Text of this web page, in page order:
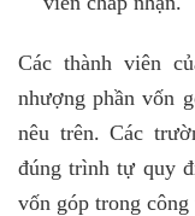
Các thành viên
nhượng phần vốn
nêu trên. Các
đúng trình tự quy
vốn góp trong